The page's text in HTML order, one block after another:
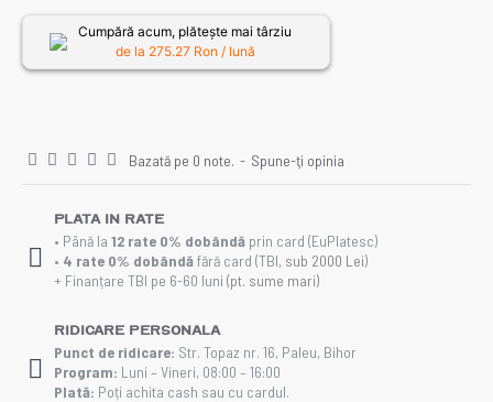
Bazată pe 0 note. - Spune-ţi opinia
Cumpără acum, plătește mai târziu
de la 275.27Ron / lună
Plata in rate
• Până la 12 rate 0% dobândă prin card (EuPlatesc)
• 4 rate 0% dobândăfără card (TBI, sub 2000 Lei)
+ Finanțare TBI pe 6-60 luni (pt. sume mari)
Ridicare personala
Punct de ridicare: Str. Topaz nr. 16, Paleu, Bihor
Program: Luni – Vineri, 08:00 – 16:00
Plată: Poți achita cash sau cu cardul.